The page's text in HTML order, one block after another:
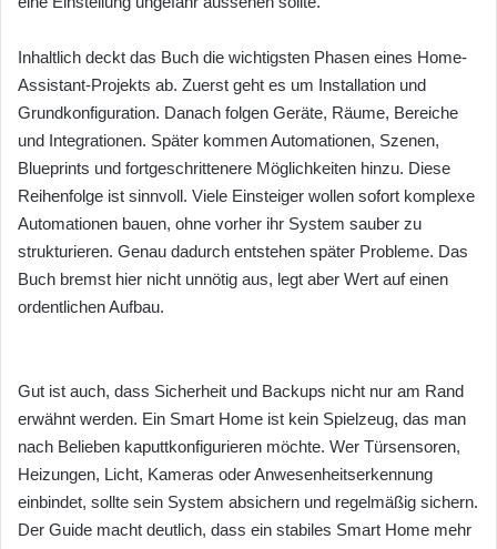
Inhaltlich deckt das Buch die wichtigsten Phasen eines Home-
Assistant-Projekts ab. Zuerst geht es um Installation und
Grundkonfiguration. Danach folgen Geräte, Räume, Bereiche
und Integrationen. Später kommen Automationen, Szenen,
Blueprints und fortgeschrittenere Möglichkeiten hinzu. Diese
Reihenfolge ist sinnvoll. Viele Einsteiger wollen sofort komplexe
Automationen bauen, ohne vorher ihr System sauber zu
strukturieren. Genau dadurch entstehen später Probleme. Das
Buch bremst hier nicht unnötig aus, legt aber Wert auf einen
ordentlichen Aufbau.
Gut ist auch, dass Sicherheit und Backups nicht nur am Rand
erwähnt werden. Ein Smart Home ist kein Spielzeug, das man
nach Belieben kaputtkonfigurieren möchte. Wer Türsensoren,
Heizungen, Licht, Kameras oder Anwesenheitserkennung
einbindet, sollte sein System absichern und regelmäßig sichern.
Der Guide macht deutlich, dass ein stabiles Smart Home mehr